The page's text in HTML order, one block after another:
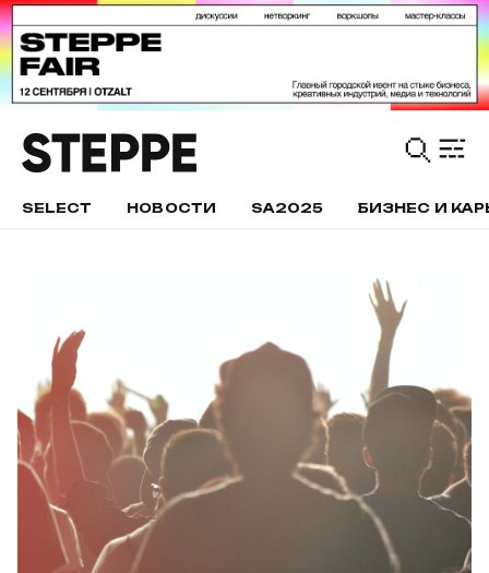
SELECT НОВОСТИ SA2025 БИЗНЕС И